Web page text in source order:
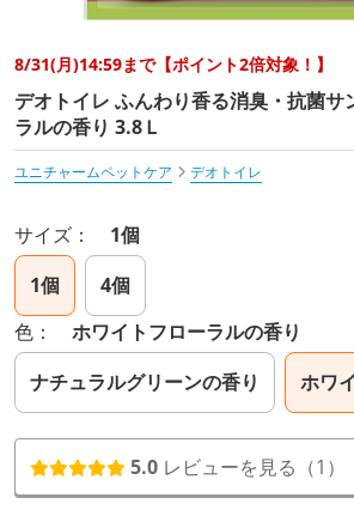
8/31(月)14:59まで【ポイント2倍対象！】
デオトイレ ふんわり香る消臭・抗菌サ
ラルの香り 3.8Ｌ
ユニチャームペットケア
デオトイレ
サイズ： 1個
1個
4個
色： ホワイトフローラルの香り
ナチュラルグリーンの香り
ホワ
5.0 レビューを見る（1）